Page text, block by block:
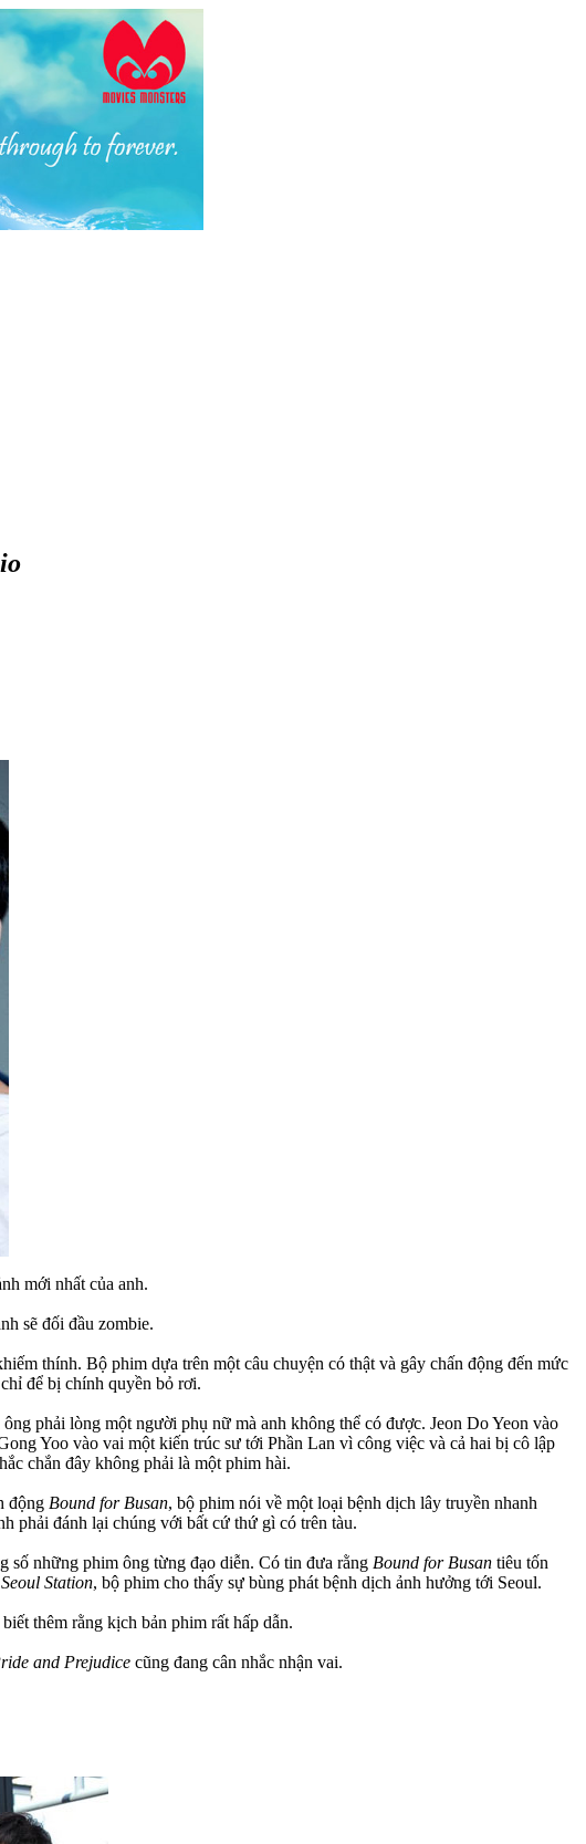
mới nhất của anh.
sẽ đối đầu zombie.
thính. Bộ phim dựa trên một câu chuyện có thật và gây chấn động đến mức
để bị chính quyền bỏ rơi.
phải lòng một người phụ nữ mà anh không thể có được. Jeon Do Yeon vào
Yoo vào vai một kiến trúc sư tới Phần Lan vì công việc và cả hai bị cô lập
chắn đây không phải là một phim hài.
động Bound for Busan, bộ phim nói về một loại bệnh dịch lây truyền nhanh
phải đánh lại chúng với bất cứ thứ gì có trên tàu.
số những phim ông từng đạo diễn. Có tin đưa rằng Bound for Busan tiêu tốn
Seoul Station, bộ phim cho thấy sự bùng phát bệnh dịch ảnh hưởng tới Seoul.
thêm rằng kịch bản phim rất hấp dẫn.
and Prejudice cũng đang cân nhắc nhận vai.